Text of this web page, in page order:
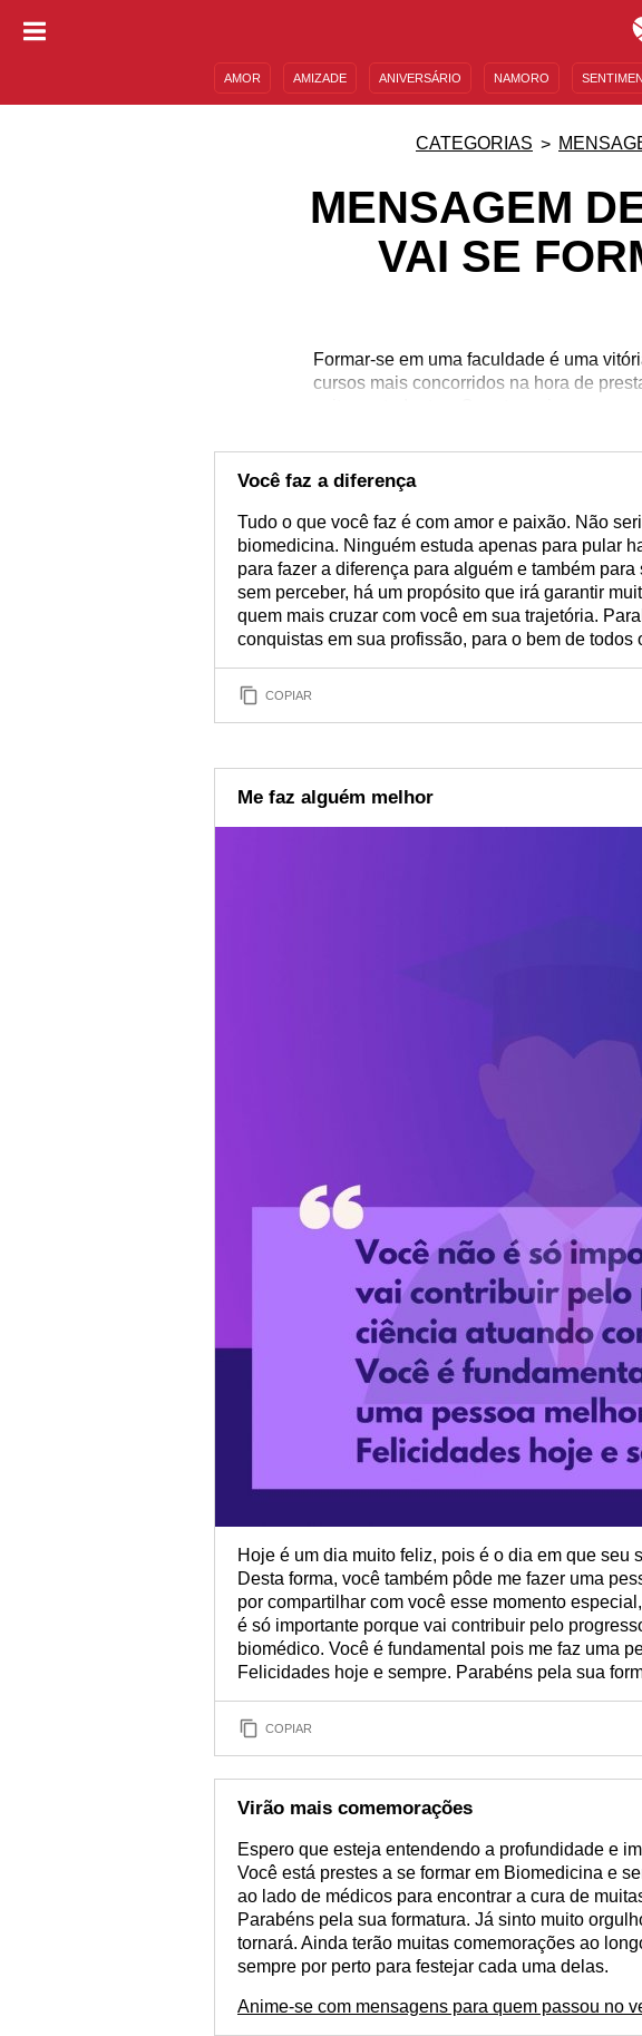
AMOR AMIZADE ANIVERSÁRIO NAMORO
CATEGORIAS
MENSAGEM
VAI SE
Formar-se em uma faculdade é uma
cursos mais concorridos na hora de
muitos estudantes. Quanto maior a
do estudante, pois as Ciências
para a vida humana na terra. Se você
Você faz a diferença
Tudo o que você faz é com amor e paixão. Não
biomedicina. Ninguém estuda apenas para pular
para fazer a diferença para alguém e também
sem perceber, há um propósito que irá garantir
quem mais cruzar com você em sua trajetória.
conquistas em sua profissão, para o bem de todos
COPIAR
Me faz alguém melhor
Hoje é um dia muito feliz, pois é o dia em que seu
Desta forma, você também pôde me fazer uma
por compartilhar com você esse momento
é só importante porque vai contribuir pelo
biomédico. Você é fundamental pois me faz uma
Felicidades hoje e sempre. Parabéns pela sua
COPIAR
Virão mais comemorações
Espero que esteja entendendo a profundidade e
Você está prestes a se formar em Biomedicina e
ao lado de médicos para encontrar a cura de
Parabéns pela sua formatura. Já sinto muito
tornará. Ainda terão muitas comemorações ao
sempre por perto para festejar cada uma delas.
Anime-se com mensagens para quem passou no